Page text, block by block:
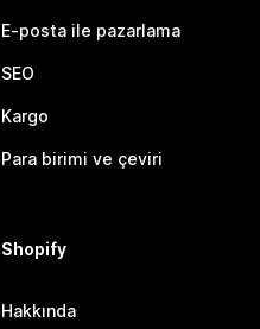
E-posta ile pazarlama
SEO
Kargo
Para birimi ve çeviri
Shopify
Hakkında